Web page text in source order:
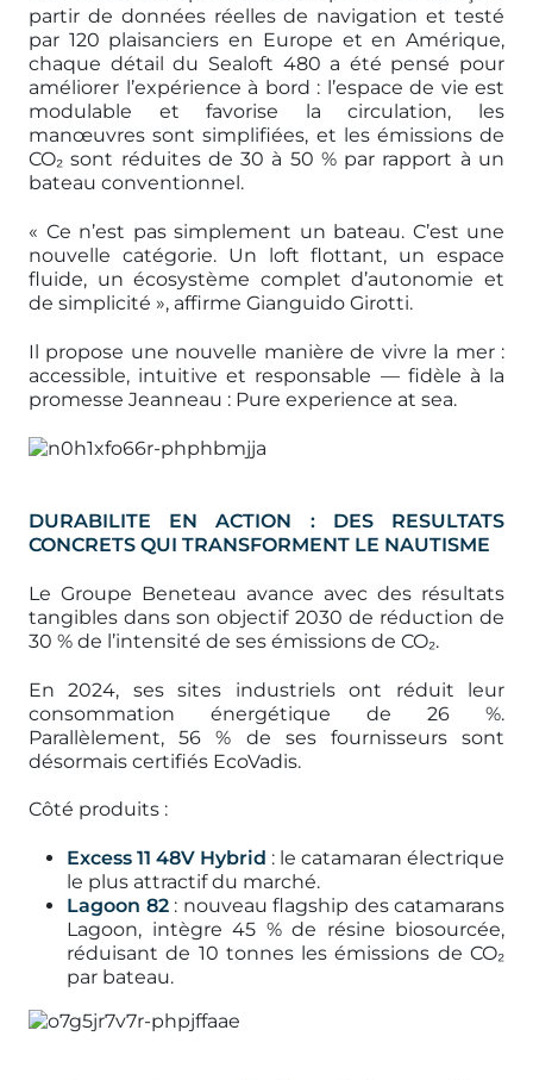
partir de données réelles de navigation et testé
par 120 plaisanciers en Europe et en Amérique,
chaque détail du Sealoft 480 a été pensé pour
améliorer l’expérience à bord : l’espace de vie est
modulable et favorise la circulation, les
manœuvres sont simplifiées, et les émissions de
CO₂ sont réduites de 30 à 50 % par rapport à un
bateau conventionnel.
« Ce n’est pas simplement un bateau. C’est une
nouvelle catégorie. Un loft flottant, un espace
fluide, un écosystème complet d’autonomie et
de simplicité », affirme Gianguido Girotti.
Il propose une nouvelle manière de vivre la mer :
accessible, intuitive et responsable — fidèle à la
promesse Jeanneau : Pure experience at sea.
DURABILITE EN ACTION : DES RESULTATS
CONCRETS QUI TRANSFORMENT LE NAUTISME
Le Groupe Beneteau avance avec des résultats
tangibles dans son objectif 2030 de réduction de
30 % de l’intensité de ses émissions de CO₂.
En 2024, ses sites industriels ont réduit leur
consommation énergétique de 26 %.
Parallèlement, 56 % de ses fournisseurs sont
désormais certifiés EcoVadis.
Côté produits :
Excess 11 48V Hybrid : le catamaran électrique
le plus attractif du marché.
Lagoon 82: nouveau flagship des catamarans
Lagoon, intègre 45 % de résine biosourcée,
réduisant de 10 tonnes les émissions de CO₂
par bateau.